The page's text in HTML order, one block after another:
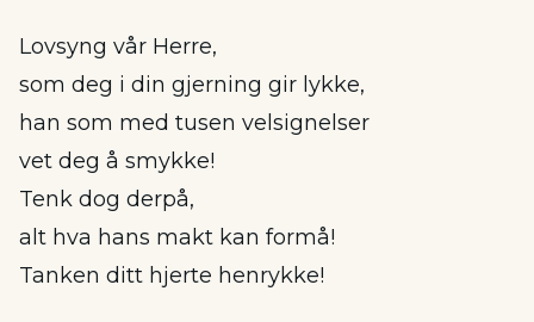
Lovsyng vår Herre,
som deg i din gjerning gir lykke,
han som med tusen velsignelser
vet deg å smykke!
Tenk dog derpå,
alt hva hans makt kan formå!
Tanken ditt hjerte henrykke!